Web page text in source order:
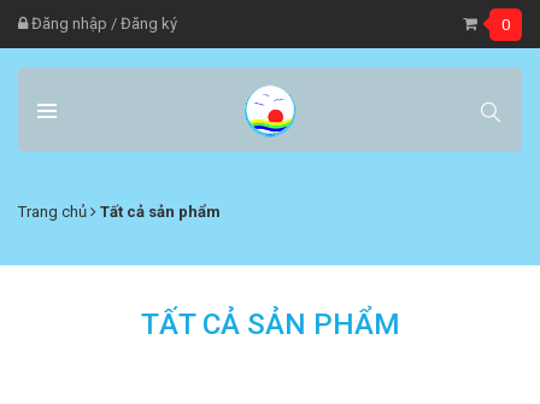
Đăng nhập / Đăng ký 0
Trang chủ Tất cả sản phẩm
TẤT CẢ SẢN PHẨM